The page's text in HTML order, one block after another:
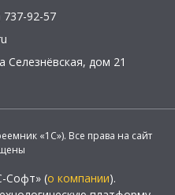
737-92-57
Селезнёвская, дом 21
«1С»). Все права на сайт
Софт» (о компании).